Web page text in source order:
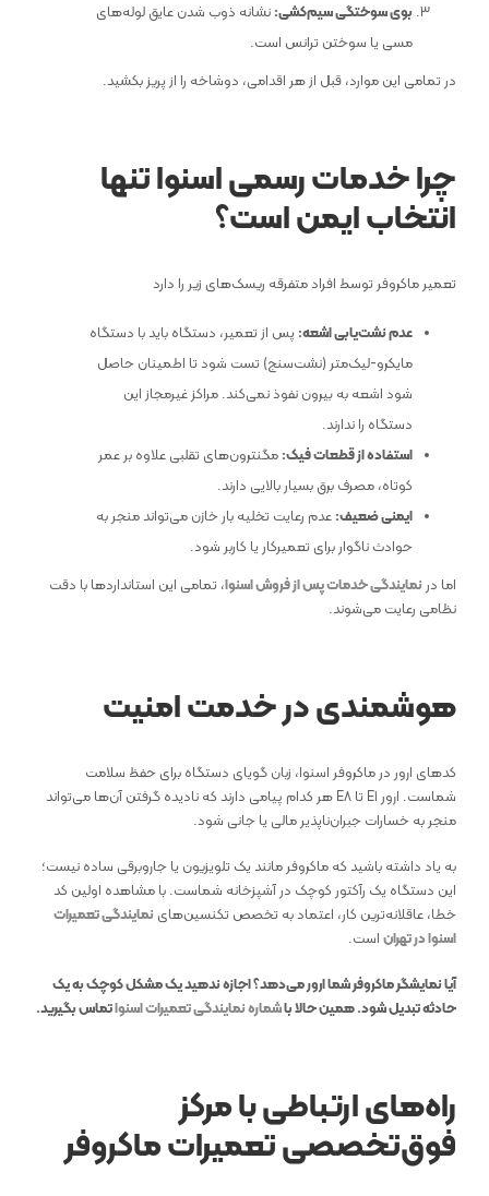
بوی سوختگی سیم‌کشی: نشانه ذوب شدن عایق لوله‌های
مسی یا سوختن ترانس است.
در تمامی این موارد، قبل از هر اقدامی، دوشاخه را از پریز بکشید.
چرا خدمات رسمی اسنوا تنها
انتخاب ایمن است؟
تعمیر ماکروفر توسط افراد متفرقه ریسک‌های زیر را دارد
عدم نشت‌یابی اشعه: پس از تعمیر، دستگاه باید با دستگاه
مایکرو-لیک‌متر (نشت‌سنج) تست شود تا اطمینان حاصل
شود اشعه به بیرون نفوذ نمی‌کند. مراکز غیرمجاز این
دستگاه را ندارند.
استفاده از قطعات فیک: مگنترون‌های تقلبی علاوه بر عمر
کوتاه، مصرف برق بسیار بالایی دارند.
ایمنی ضعیف: عدم رعایت تخلیه بار خازن می‌تواند منجر به
حوادث ناگوار برای تعمیرکار یا کاربر شود.
اما در نمایندگی خدمات پس از فروش اسنوا، تمامی این استانداردها با دقت
نظامی رعایت می‌شوند.
هوشمندی در خدمت امنیت
کدهای ارور در ماکروفر اسنوا، زبان گویای دستگاه برای حفظ سلامت
شماست. ارور E1 تا E8 هر کدام پیامی دارند که نادیده گرفتن آن‌ها می‌تواند
منجر به خسارات جبران‌ناپذیر مالی یا جانی شود.
به یاد داشته باشید که ماکروفر مانند یک تلویزیون یا جاروبرقی ساده نیست؛
این دستگاه یک رآکتور کوچک در آشپزخانه شماست. با مشاهده اولین کد
خطا، عاقلانه‌ترین کار، اعتماد به تخصص تکنسین‌های نمایندگی تعمیرات
اسنوا در تهران است.
آیا نمایشگر ماکروفر شما ارور می‌دهد؟ اجازه ندهید یک مشکل کوچک به یک
حادثه تبدیل شود. همین حالا باشماره نمایندگی تعمیرات اسنواتماس بگیرید.
راه‌های ارتباطی با مرکز
فوق‌تخصصی تعمیرات ماکروفر